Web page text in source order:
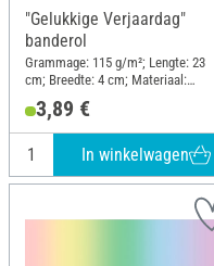
"Gelukkige Verjaardag"
banderol
Grammage: 115 g/m²; Lengte: 23
cm; Breedte: 4 cm; Materiaal:
3,89 €
In winkelwagen